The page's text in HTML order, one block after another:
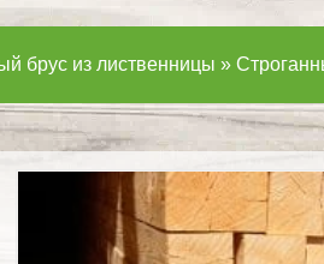
брус из лиственницы »